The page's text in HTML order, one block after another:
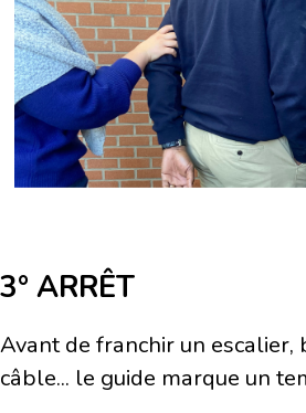
3° ARRÊT
Avant de franchir un escalier,
câble... le guide marque un